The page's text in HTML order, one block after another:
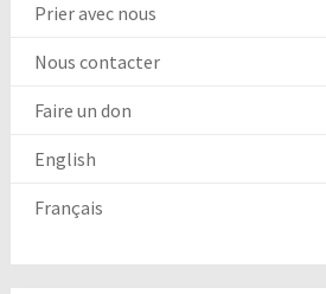
Prier avec nous
Nous contacter
Faire un don
English
Français